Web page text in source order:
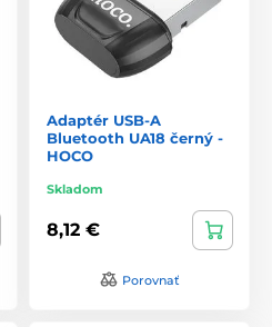
Adaptér USB-A
Bluetooth UA18 černý -
HOCO
Skladom
8,12 €
Porovnať